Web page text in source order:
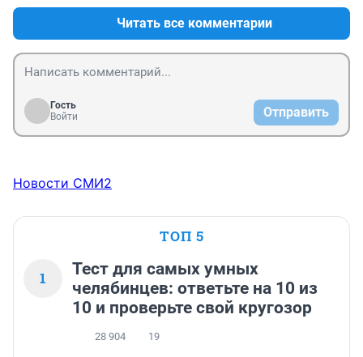
Читать все комментарии
Гость
Войти
Отправить
Новости СМИ2
ТОП 5
1
Тест для самых умных
челябинцев: ответьте на 10 из
10 и проверьте свой кругозор
28 904 19